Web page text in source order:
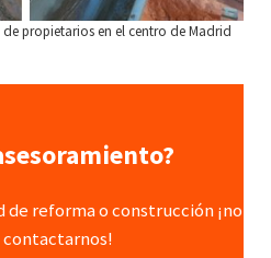
propietarios en el centro de Madrid
de reforma o construcción ¡no
contactarnos!